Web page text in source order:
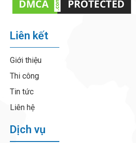
Liên kết
Giới thiệu
Thi công
Tin tức
Liên hệ
Dịch vụ